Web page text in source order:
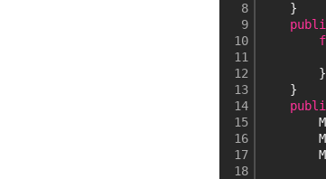
8
9
10
11
12
13
14
15
16
17
18
}
}
}